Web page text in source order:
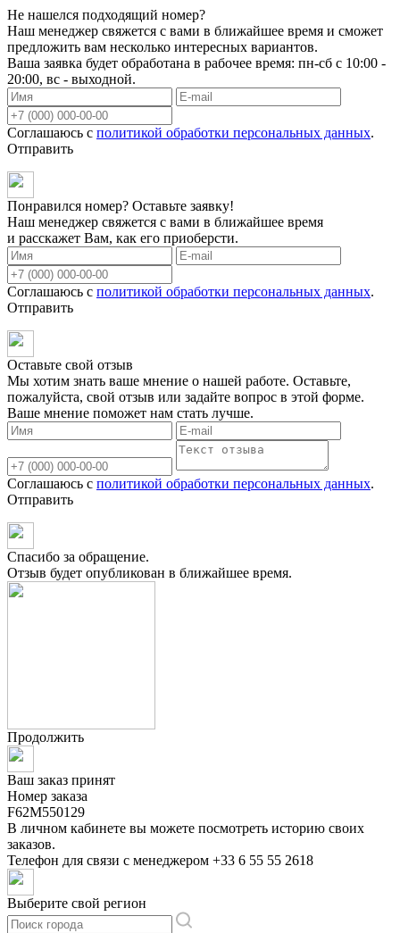
Не нашелся подходящий номер?
Наш менеджер свяжется с вами в ближайшее время и сможет
предложить вам несколько интересных вариантов.
Ваша заявка будет обработана в рабочее время: пн-сб с 10:00 -
20:00, вс - выходной.
Соглашаюсь с политикой обработки персональных данных.
Отправить
Понравился номер? Оставьте заявку!
Наш менеджер свяжется с вами в ближайшее время
и расскажет Вам, как его приоберсти.
Соглашаюсь с политикой обработки персональных данных.
Отправить
Оставьте свой отзыв
Мы хотим знать ваше мнение о нашей работе. Оставьте,
пожалуйста, свой отзыв или задайте вопрос в этой форме.
Ваше мнение поможет нам стать лучше.
Соглашаюсь с политикой обработки персональных данных.
Отправить
Спасибо за обращение.
Отзыв будет опубликован в ближайшее время.
Продолжить
Ваш заказ принят
Номер заказа
F62M550129
В личном кабинете вы можете посмотреть историю своих
заказов.
Телефон для связи с менеджером +33 6 55 55 2618
Выберите свой регион